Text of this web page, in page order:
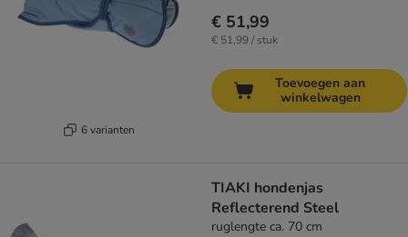
6 varianten
€ 51,99
€ 51,99 / stuk
Toevoegen aan
winkelwagen
TIAKI hondenjas
Reflecterend Steel
ruglengte ca. 70 cm